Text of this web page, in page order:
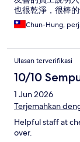
也很乾淨，很棒的
Chun-Hung,
Ulasan terverifikasi
10/10
1 Jun 2026
Terjemahkan
Helpful staff at
over.